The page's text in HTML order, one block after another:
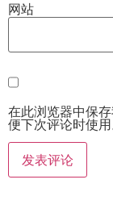
网站
在此浏览器中保
便下次评论时使用